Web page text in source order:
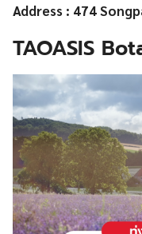
Address : 474
TAOASIS